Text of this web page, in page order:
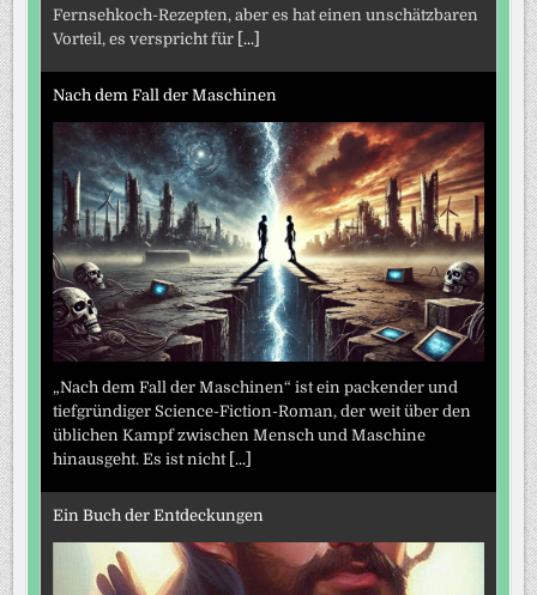
Fernsehkoch-Rezepten, aber es hat einen unschätzbaren
Vorteil, es verspricht für [...]
Nach dem Fall der Maschinen
„Nach dem Fall der Maschinen“ ist ein packender und
tiefgründiger Science-Fiction-Roman, der weit über den
üblichen Kampf zwischen Mensch und Maschine
hinausgeht. Es ist nicht [...]
Ein Buch der Entdeckungen